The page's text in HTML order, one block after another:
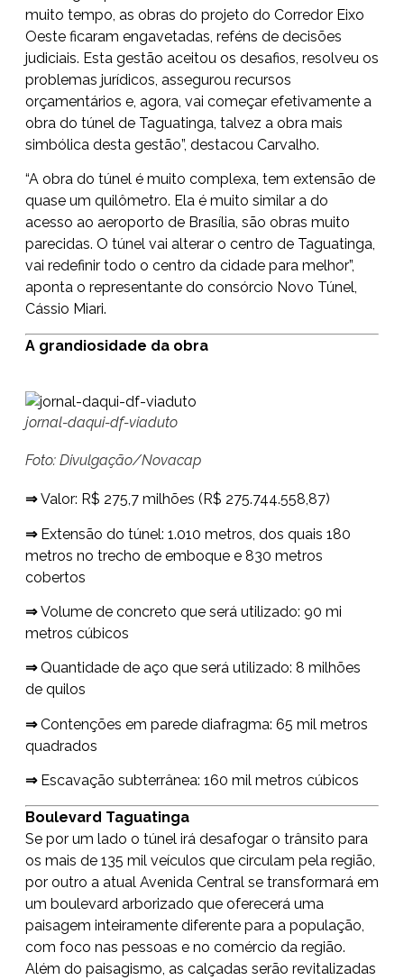
muito tempo, as obras do projeto do Corredor Eixo
Oeste ficaram engavetadas, reféns de decisões
judiciais. Esta gestão aceitou os desafios, resolveu os
problemas jurídicos, assegurou recursos
orçamentários e, agora, vai começar efetivamente a
obra do túnel de Taguatinga, talvez a obra mais
simbólica desta gestão”, destacou Carvalho.
“A obra do túnel é muito complexa, tem extensão de
quase um quilômetro. Ela é muito similar a do
acesso ao aeroporto de Brasília, são obras muito
parecidas. O túnel vai alterar o centro de Taguatinga,
vai redefinir todo o centro da cidade para melhor”,
aponta o representante do consórcio Novo Túnel,
Cássio Miari.
A grandiosidade da obra
jornal-daqui-df-viaduto
Foto: Divulgação/Novacap
⇒Valor: R$ 275,7 milhões (R$ 275.744.558,87)
⇒Extensão do túnel: 1.010 metros, dos quais 180
metros no trecho de emboque e 830 metros
cobertos
⇒Volume de concreto que será utilizado: 90 mi
metros cúbicos
⇒Quantidade de aço que será utilizado: 8 milhões
de quilos
⇒Contenções em parede diafragma: 65 mil metros
quadrados
⇒ Escavação subterrânea: 160 mil metros cúbicos
Boulevard Taguatinga
Se por um lado o túnel irá desafogar o trânsito para
os mais de 135 mil veículos que circulam pela região,
por outro a atual Avenida Central se transformará em
um boulevard arborizado que oferecerá uma
paisagem inteiramente diferente para a população,
com foco nas pessoas e no comércio da região.
Além do paisagismo, as calçadas serão revitalizadas